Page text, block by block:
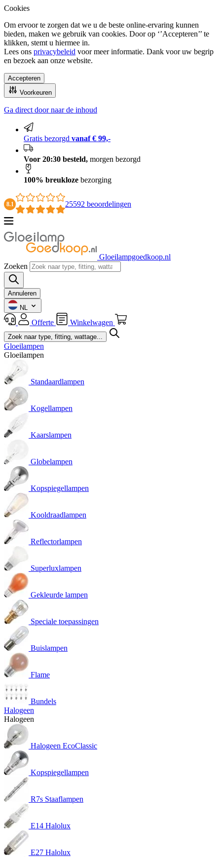
Cookies
Om ervoor te zorgen dat we u de beste online-ervaring kunnen
bieden, maken we gebruik van cookies. Door op ‘’Accepteren’’ te
klikken, stemt u hiermee in.
Lees ons privacybeleid voor meer informatie. Dank voor uw begrip
en bezoek aan onze website.
Accepteren
Voorkeuren
100% breukloze bezorging
Ga direct door naar de inhoud
Gratis bezorgd vanaf € 99,-
Voor 20:30 besteld, morgen bezorgd
100% breukloze bezorging
8.1 25592 beoordelingen
Gloeilampgoedkoop.nl
Zoeken
Annuleren
NL
Offerte Winkelwagen
Gloeilampen
Gloeilampen
Standaardlampen
Kogellampen
Kaarslampen
Globelampen
Kopspiegellampen
Kooldraadlampen
Reflectorlampen
Superluxlampen
Gekleurde lampen
Speciale toepassingen
Buislampen
Flame
Bundels
Halogeen
Halogeen
Halogeen EcoClassic
Kopspiegellampen
R7s Staaflampen
E14 Halolux
E27 Halolux